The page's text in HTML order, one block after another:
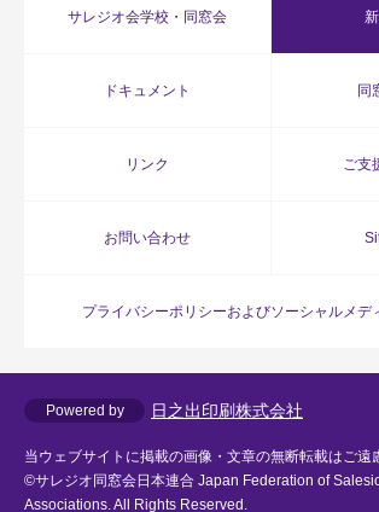
サレジオ会学校・同窓会
ドキュメント 同
リンク ご支
お問い合わせ
プライバシーポリシーおよびソーシャルメデ
Powered by 日之出印刷株式会社
当ウェブサイトに掲載の画像・文章の無断転載はご遠
©サレジオ同窓会日本連合 Japan Federation of
Associations. All Rights Reserved.